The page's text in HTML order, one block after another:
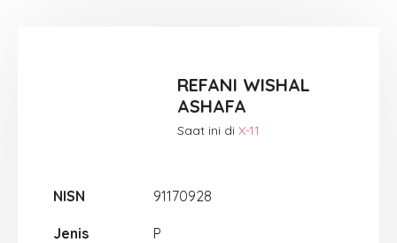
REFANI WISHAL
ASHAFA
Saat ini diX-11
NISN 91170928
Jenis
P